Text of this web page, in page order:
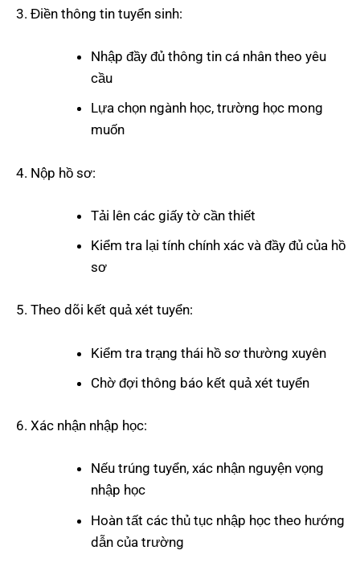
Điền thông tin tuyển sinh:
Nhập đầy đủ thông tin cá nhân theo yêu
cầu
Lựa chọn ngành học, trường học mong
muốn
Nộp hồ sơ:
Tải lên các giấy tờ cần thiết
Kiểm tra lại tính chính xác và đầy đủ của hồ
sơ
Theo dõi kết quả xét tuyển:
Kiểm tra trạng thái hồ sơ thường xuyên
Chờ đợi thông báo kết quả xét tuyển
Xác nhận nhập học:
Nếu trúng tuyển, xác nhận nguyện vọng
nhập học
Hoàn tất các thủ tục nhập học theo hướng
dẫn của trường